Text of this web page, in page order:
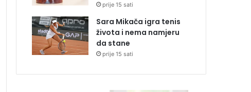
prije 15 sati
Sara Mikača igra tenis
života i nema namjeru
da stane
prije 15 sati